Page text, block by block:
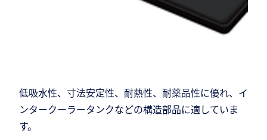
低吸水性、寸法安定性、耐熱性、耐薬品性に優れ、イ
ンタークーラータンクなどの構造部品に適していま
す。